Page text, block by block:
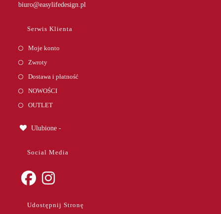
biuro@easylifedesign.pl
Serwis Klienta
Moje konto
Zwroty
Dostawa i płatność
NOWOŚCI
OUTLET
Ulubione -
Social Media
in
Udostępnij Stronę